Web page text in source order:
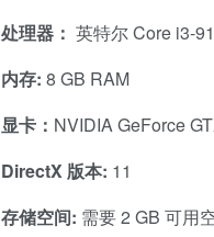
处理器： 英特尔 Core i3-
内存: 8 GB RAM
显卡： NVIDIA GeForce
DirectX 版本: 11
存储空间: 需要 2 GB 可用